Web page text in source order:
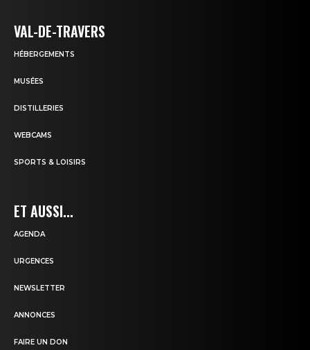
VAL-DE-TRAVERS
HÉBERGEMENTS
MUSÉES
DISTILLERIES
WEBCAMS
SPORTS & LOISIRS
ET AUSSI...
AGENDA
URGENCES
NEWSLETTER
ANNONCES
FAIRE UN DON